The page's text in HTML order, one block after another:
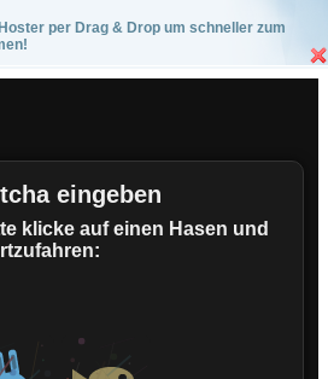
per Drag & Drop um schneller zum